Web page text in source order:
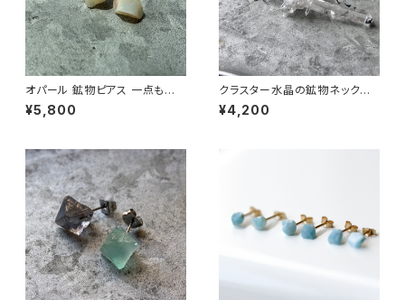
オパール 鉱物ピアス 一点もの
原石 天然石 金属アレルギー対
応 ハンドメイド アクセサリー パ
¥5,800
クラスター水晶の鉱物ネックレ
ス 一点もの 原石 天然石 ハンド
メイド アクセサリー パワースト
¥4,200